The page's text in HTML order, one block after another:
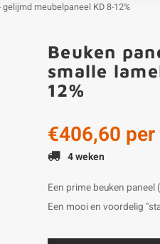
meubelpaneel KD 8-12%
Beuken
smalle
12%
€406,60
4 weken
Een prime beuken
Een mooi en voordelig